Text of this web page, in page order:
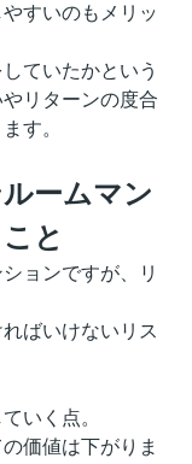
すいのもメリッ
ていたかという
リターンの度合
す。
ームマン
と
ョンですが、リ
ばいけないリス
いく点。
価値は下がりま